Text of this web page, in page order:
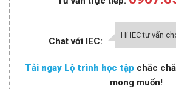
Chat với IEC:
Hi IEC tư vấn
Tải ngay Lộ trình học tập chắc
mong muốn!